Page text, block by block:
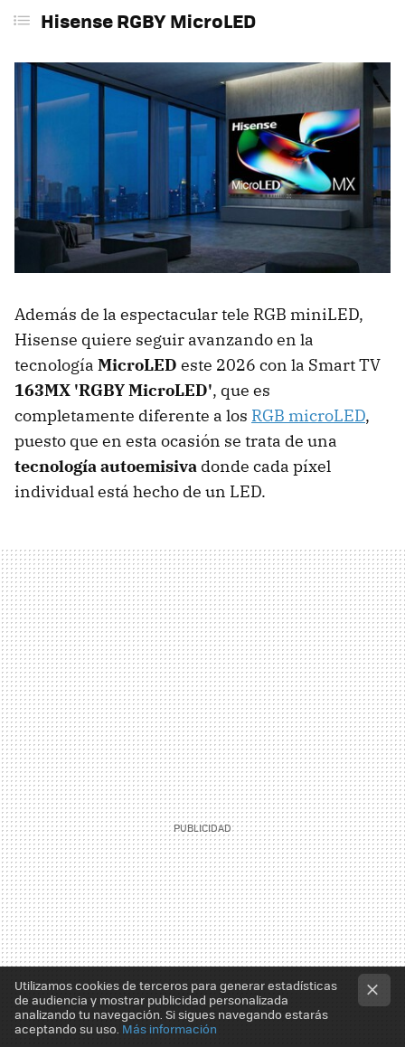
Hisense RGBY MicroLED
Además de la espectacular tele RGB miniLED,
Hisense quiere seguir avanzando en la
tecnología MicroLED este 2026 con la Smart TV
163MX 'RGBY MicroLED', que es
completamente diferente a los RGB microLED,
puesto que en esta ocasión se trata de una
tecnología autoemisiva donde cada píxel
individual está hecho de un LED.
Utilizamos cookies de terceros para generar estadísticas
de audiencia y mostrar publicidad personalizada
analizando tu navegación. Si sigues navegando estarás
aceptando su uso. Más información